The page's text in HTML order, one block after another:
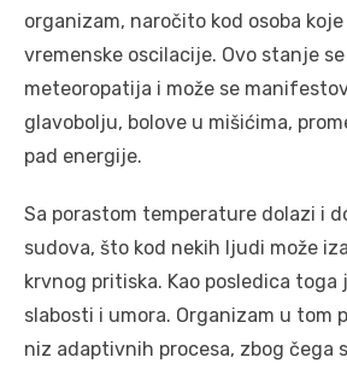
organizam, naročito kod osoba
vremenske oscilacije. Ovo stanje
meteoropatija i može se
glavobolju, bolove u mišićima,
pad energije.
Sa porastom temperature dolazi i
sudova, što kod nekih ljudi može
krvnog pritiska. Kao posledica toga
slabosti i umora. Organizam u tom
niz adaptivnih procesa, zbog čega